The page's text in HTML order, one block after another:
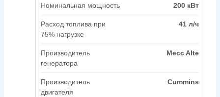
Номинальная мощность 200 кВт
Расход топлива при
75% нагрузке
41 л/ч
Производитель
генератора
Mecc Alte
Производитель
двигателя
Cummins